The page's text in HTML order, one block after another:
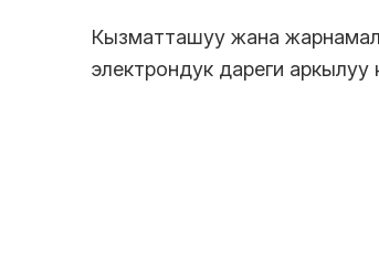
Кызматташуу жана
электрондук дареги